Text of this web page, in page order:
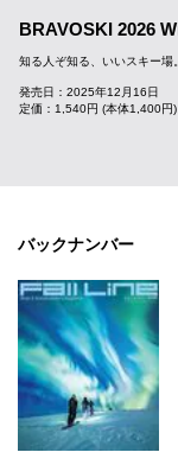
BRAVOSKI 2026
知る人ぞ知る、いいスキー
発売日：2025年12月16日
定価：1,540円 (本体1,400円)
バックナンバー